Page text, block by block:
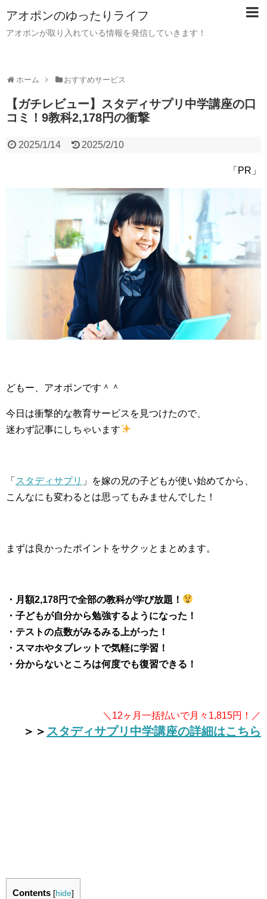
アオポンのゆったりライフ
アオポンが取り入れている情報を発信していきます！
ホーム おすすめサービス
【ガチレビュー】スタディサプリ中学講座の口
コミ！9教科2,178円の衝撃
2025/1/14 2025/2/10
「PR」
どもー、アオポンです＾＾
今日は衝撃的な教育サービスを見つけたので、
迷わず記事にしちゃいます
「 スタディサプリ 」を嫁の兄の子どもが使い始めてから、
こんなにも変わるとは思ってもみませんでした！
まずは良かったポイントをサクッとまとめます。
・月額2,178円で全部の教科が学び放題！
・子どもが自分から勉強するようになった！
・テストの点数がみるみる上がった！
・スマホやタブレットで気軽に学習！
・分からないところは何度でも復習できる！
＼12ヶ月一括払いで月々1,815円！／
＞＞ スタディサプリ中学講座の詳細はこちら
Contents [hide]